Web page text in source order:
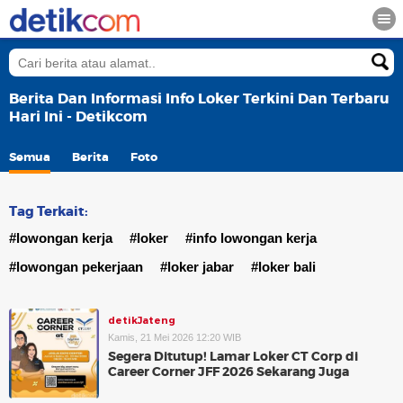
Berita Dan Informasi Info Loker Terkini Dan Terbaru
Hari Ini - Detikcom
Semua Berita Foto
Tag Terkait:
#lowongan kerja #loker
#info lowongan kerja
#lowongan pekerjaan
#loker jabar #loker bali
detikJateng
Kamis, 21 Mei 2026 12:20 WIB
Segera Ditutup! Lamar Loker CT Corp di
Career Corner JFF 2026 Sekarang Juga